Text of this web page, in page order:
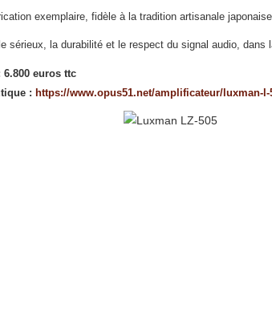
exemplaire, fidèle à la tradition artisanale
sérieux, la durabilité et le respect du signal audio, dans
6.800 euros ttc
: https://www.opus51.net/amplificateur/luxman-l-